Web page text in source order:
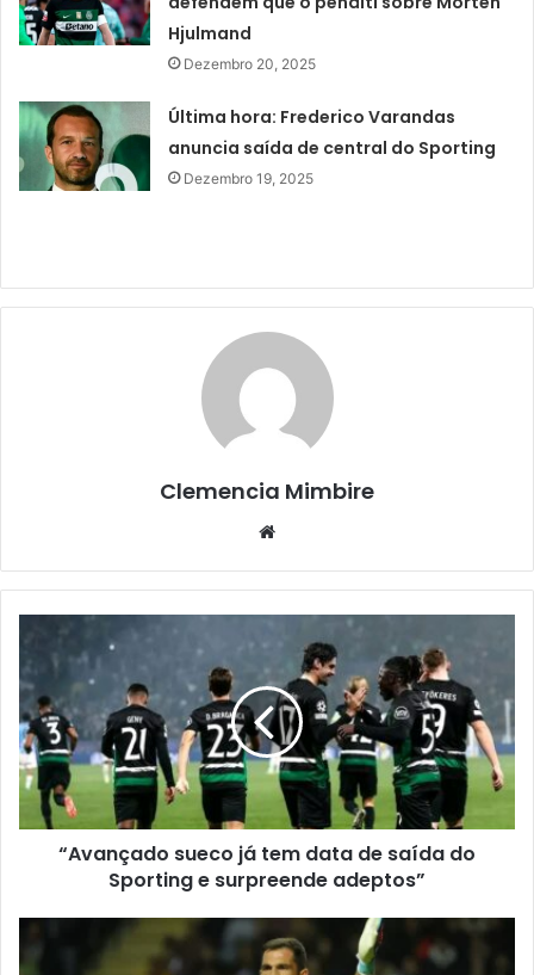
Hjulmand
Dezembro 20, 2025
Última hora: Frederico Varandas
anuncia saída de central do Sporting
Dezembro 19, 2025
Clemencia Mimbire
Website
“Avançado sueco já tem data de saída do
Sporting e surpreende adeptos”